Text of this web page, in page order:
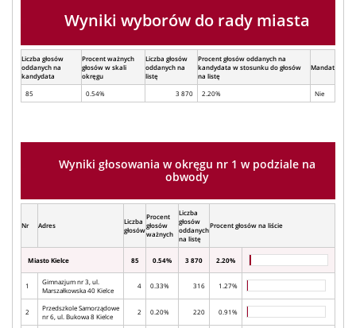
Wyniki wyborów do rady miasta
Liczba głosów
oddanych na
kandydata
Procent ważnych
głosów w skali
okręgu
Liczba głosów
oddanych na
listę
Procent głosów oddanych na
kandydata w stosunku do głosów
na listę
Mandat
85 0.54% 3 870 2.20% Nie
Wyniki głosowania w okręgu nr 1 w podziale na
obwody
Nr Adres
Liczba
głosów
Procent
głosów
ważnych
Liczba
głosów
oddanych
na listę
Procent głosów na liście
Miasto Kielce 85 0.54% 3 870 2.20%
1
Gimnazjum nr 3, ul.
Marszałkowska 40 Kielce
4 0.33% 316 1.27%
2
Przedszkole Samorządowe
nr 6, ul. Bukowa 8 Kielce
2 0.20% 220 0.91%